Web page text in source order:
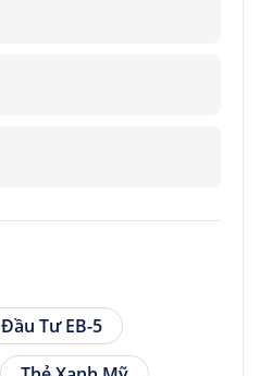
Đầu Tư EB-5